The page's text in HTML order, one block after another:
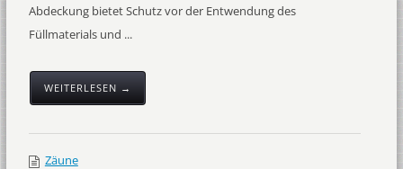
Abdeckung bietet Schutz vor der Entwendung des
Füllmaterials und ...
WEITERLESEN →
Zäune